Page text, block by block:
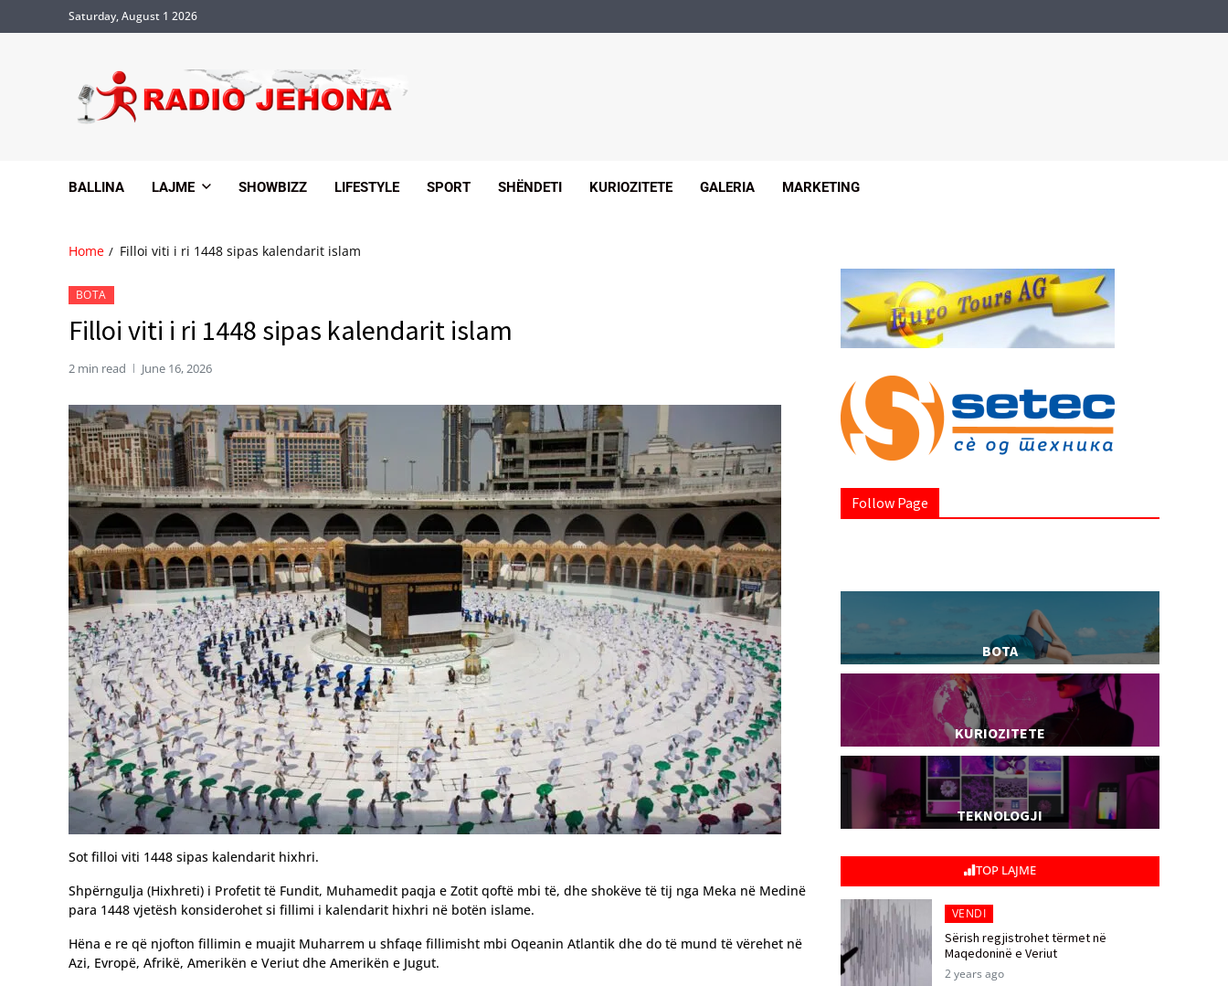
Saturday, August 1 2026
BALLINA LAJME SHOWBIZZ LIFESTYLE SPORT SHËNDETI KURIOZITETE GALERIA MARKETING
Home Filloi viti i ri 1448 sipas kalendarit islam
BOTA
Filloi viti i ri 1448 sipas kalendarit islam
2 min read June 16, 2026
Sot filloi viti 1448 sipas kalendarit hixhri.
Shpërngulja (Hixhreti) i Profetit të Fundit, Muhamedit paqja e Zotit qoftë mbi të, dhe shokëve të tij nga Meka në Medinë
para 1448 vjetësh konsiderohet si fillimi i kalendarit hixhri në botën islame.
Hëna e re që njofton fillimin e muajit Muharrem u shfaqe fillimisht mbi Oqeanin Atlantik dhe do të mund të vërehet në
Azi, Evropë, Afrikë, Amerikën e Veriut dhe Amerikën e Jugut.
Follow Page
BOTA
KURIOZITETE
TEKNOLOGJI
TOP LAJME
VENDI
Sërish regjistrohet tërmet në
Maqedoninë e Veriut
2 years ago